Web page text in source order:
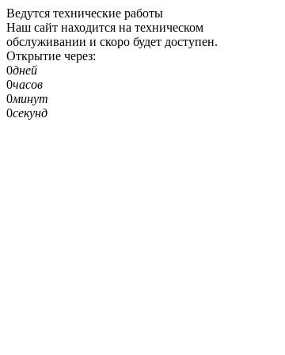
Ведутся технические работы
Наш сайт находится на техническом
обслуживании и скоро будет доступен.
Открытие через:
0дней
0часов
0минут
0секунд